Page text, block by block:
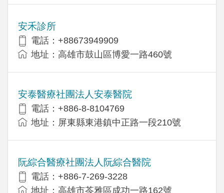
安禾診所
電話：+88673949909
地址：高雄市鼓山區博愛一路460號
安泰醫療社團法人安泰醫院
電話：+886-8-8104769
地址：屏東縣東港鎮中正路一段210號
阮綜合醫療社團法人阮綜合醫院
電話：+886-7-269-3228
地址：高雄市苓雅區成功一路162號